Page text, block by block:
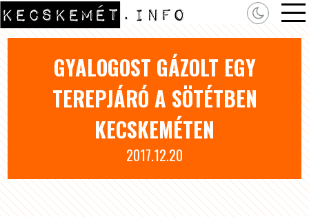
GYALOGOST GÁZOLT EGY
TEREPJÁRÓ A SÖTÉTBEN
KECSKEMÉTEN
2017.12.20